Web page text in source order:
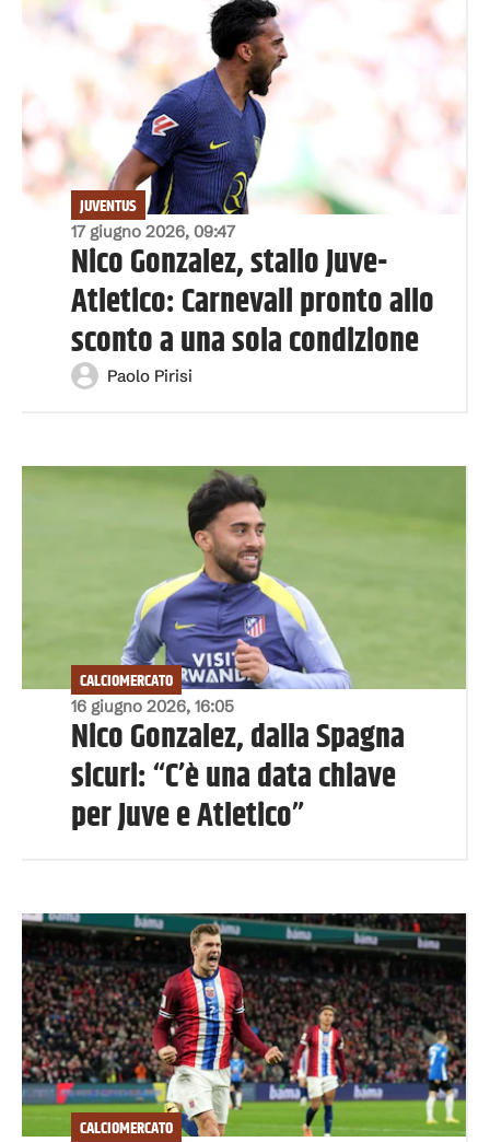
17 giugno 2026, 09:47
JUVENTUS
Nico Gonzalez, stallo Juve-
Atletico: Carnevali pronto allo
sconto a una sola condizione
Paolo Pirisi
16 giugno 2026, 16:05
CALCIOMERCATO
Nico Gonzalez, dalla Spagna
sicuri: “C’è una data chiave
per Juve e Atletico”
CALCIOMERCATO